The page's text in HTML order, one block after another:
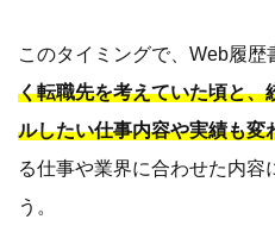
このタイミングで、Web履歴
く転職先を考えていた頃と、
ルしたい仕事内容や実績も変
る仕事や業界に合わせた内容
う。